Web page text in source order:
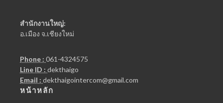
สำนักงานใหญ่:
อ.เมือง จ.เชียงใหม่
Phone : 061-4324575
Line ID : dekthaigo
Email : dekthaigointercom@gmail.com
หน้าหลัก